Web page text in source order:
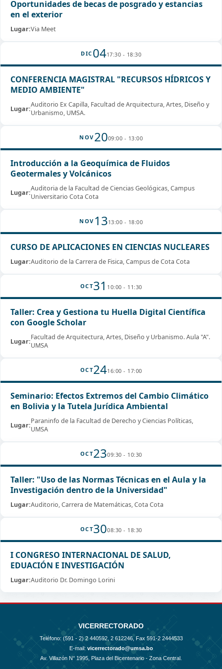
Oportunidades de becas de posgrado y estancias
en el exterior
Lugar:Via Meet
DIC 0417:30 - 18:30
CONFERENCIA MAGISTRAL "RECURSOS HÍDRICOS Y
MEDIO AMBIENTE"
Lugar:Auditorio Ex Capilla, Facultad de Arquitectura, Artes, Diseño y
Urbanismo, UMSA.
NOV 2009:00 - 13:00
Introducción a la Geoquímica de Fluidos
Geotermales y Volcánicos
Lugar:Auditoria de la Facultad de Ciencias Geológicas, Campus
Universitario Cota Cota
NOV 1313:00 - 18:00
CURSO DE APLICACIONES EN CIENCIAS NUCLEARES
Lugar:Auditorio de la Carrera de Fisica, Campus de Cota Cota
OCT31 10:00 - 11:30
Taller: Crea y Gestiona tu Huella Digital Científica
con Google Scholar
Lugar:Facultad de Arquitectura, Artes, Diseño y Urbanismo. Aula "A".
UMSA
OCT2416:00 - 17:00
Seminario: Efectos Extremos del Cambio Climático
en Bolivia y la Tutela Jurídica Ambiental
Lugar:Paraninfo de la Facultad de Derecho y Ciencias Políticas,
UMSA
OCT2309:30 - 10:30
Taller: "Uso de las Normas Técnicas en el Aula y la
Investigación dentro de la Universidad"
Lugar:Auditorio, Carrera de Matemáticas, Cota Cota
OCT3008:30 - 18:30
I CONGRESO INTERNACIONAL DE SALUD,
EDUACIÓN E INVESTIGACIÓN
Lugar:Auditorio Dr. Domingo Lorini
VICERRECTORADO
Teléfono: (591 - 2) 2 440592, 2 612246, Fax 591-2 2444533
E-mail: vicerrectorado@umsa.bo
Av. Villazón N° 1995, Plaza del Bicentenario - Zona Central.